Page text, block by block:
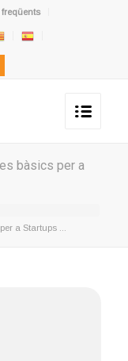
freqüents
bàsics per a
a Startups ...